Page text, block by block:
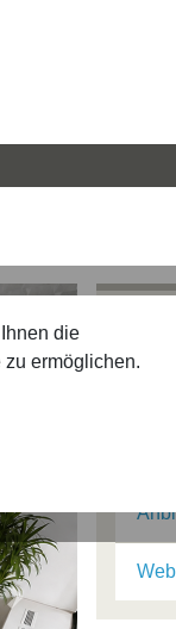
vor
die
ermöglichen.